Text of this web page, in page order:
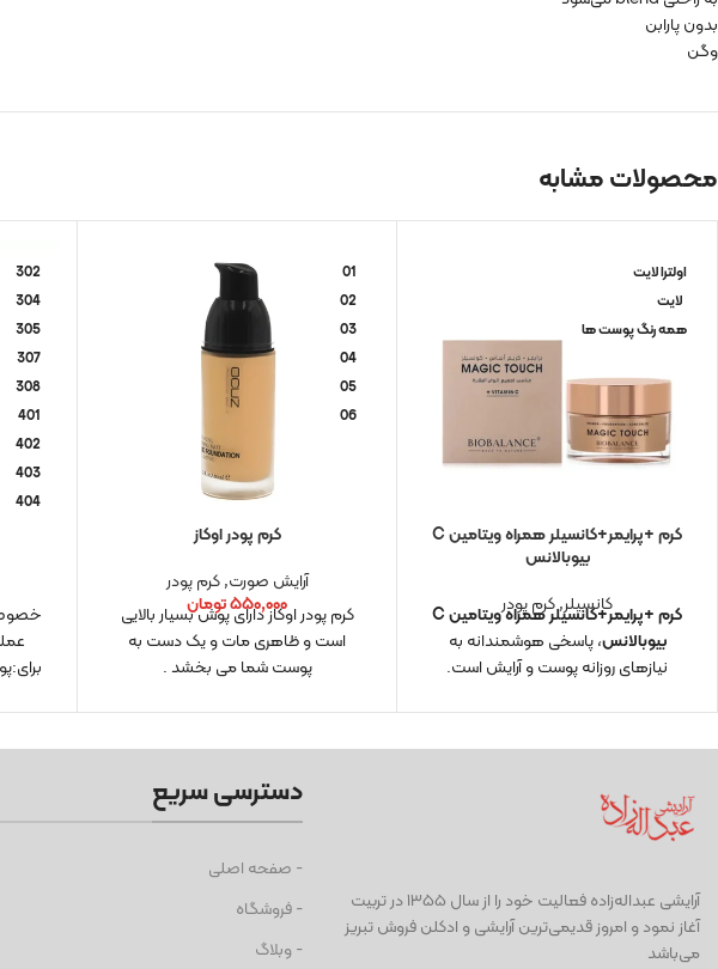
بدون پارابن
وگن
محصولات مشابه
اولترا لایت
لایت
همه رنگ پوست ها
کرم +پرایمر+کانسیلر همراه ویتامین C
بیوبالانس
کانسیلر,کرم پودر
کرم +پرایمر+کانسیلر همراه ویتامین C
بیوبالانس، پاسخی هوشمندانه به
نیازهای روزانه پوست و آرایش است.
01
02
03
04
05
06
کرم پودر اوکاز
آرایش صورت,کرم پودر
۵۵۰,۰۰۰تومان
کرم پودر اوکاز دارای پوش بسیار بالایی
است و ظاهری مات و یک دست به
پوست شما می بخشد .
302
304
305
307
308
401
402
403
404
409
آرايشی عبداله‌زاده فعاليت خود را از سال ۱۳۵۵ در تربیت
آغاز نمود و امروز قدیمی‌ترین آرایشی و ادكلن فروش تبریز
می‌باشد
دسترسی سریع
- صفحه اصلی
- فروشگاه
- وبلاگ